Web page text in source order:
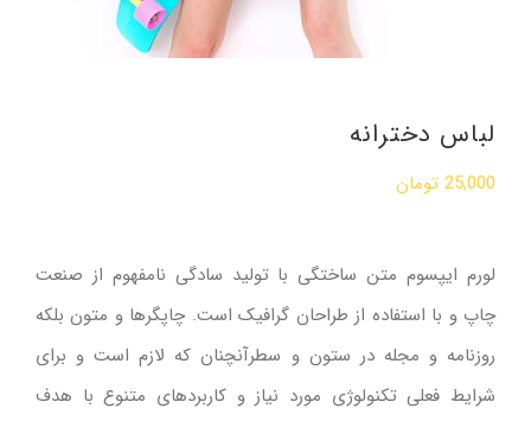
لباس دخترانه
25,000 تومان
لورم ایپسوم متن ساختگی با تولید سادگی نامفهوم از صنعت
چاپ و با استفاده از طراحان گرافیک است. چاپگرها و متون بلکه
روزنامه و مجله در ستون و سطرآنچنان که لازم است و برای
شرایط فعلی تکنولوژی مورد نیاز و کاربردهای متنوع با هدف